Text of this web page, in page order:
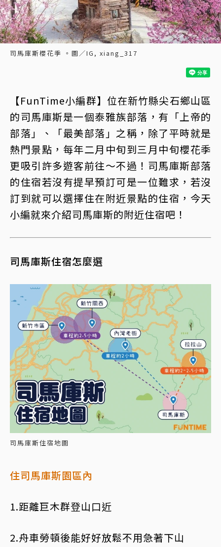
司馬庫斯櫻花季 。圖／IG, xiang_317
【FunTime小編群】位在新竹縣尖石鄉山區
的司馬庫斯是一個泰雅族部落，有「上帝的
部落」、「最美部落」之稱，除了平時就是
熱門景點，每年二月中旬到三月中旬櫻花季
更吸引許多遊客前往～不過！司馬庫斯部落
的住宿若沒有提早預訂可是一位難求，若沒
訂到就可以選擇住在附近景點的住宿，今天
小編就來介紹司馬庫斯的附近住宿吧！
司馬庫斯住宿怎麼選
司馬庫斯住宿地圖
住司馬庫斯園區內
1.距離巨木群登山口近
2.舟車勞頓後能好好放鬆不用急著下山